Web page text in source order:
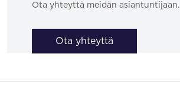
Ota yhteyttä meidän asiantuntijaan.
Ota yhteyttä